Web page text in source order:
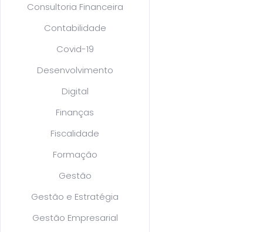
Consultoria Financeira
Contabilidade
Covid-19
Desenvolvimento
Digital
Finanças
Fiscalidade
Formação
Gestão
Gestão e Estratégia
Gestão Empresarial